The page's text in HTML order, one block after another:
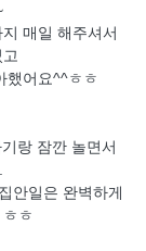
매일 해주셔서
했어요^^ㅎㅎ
랑 잠깐 놀면서
안일은 완벽하게
ㅎ